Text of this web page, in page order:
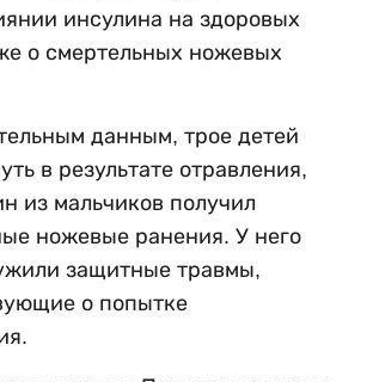
инсулина на здоровых
о смертельных ножевых
данным, трое детей
в результате отравления,
из мальчиков получил
ножевые ранения. У него
защитные травмы,
о попытке